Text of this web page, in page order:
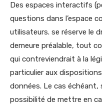
Des espaces interactifs
questions dans l’espace
utilisateurs. se réserve le
demeure préalable, tout
qui contreviendrait à la
particulier aux
données. Le cas échéant,
possibilité de mettre en